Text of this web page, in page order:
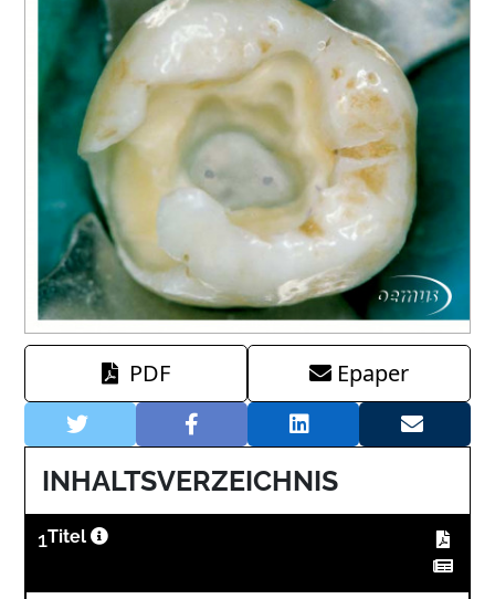
PDF Epaper
INHALTSVERZEICHNIS
1Titel